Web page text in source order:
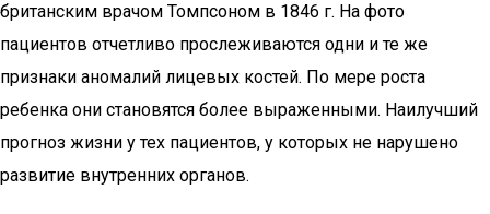
британским врачом Томпсоном в 1846 г. На фото
пациентов отчетливо прослеживаются одни и те же
признаки аномалий лицевых костей. По мере роста
ребенка они становятся более выраженными. Наилучший
прогноз жизни у тех пациентов, у которых не нарушено
развитие внутренних органов.